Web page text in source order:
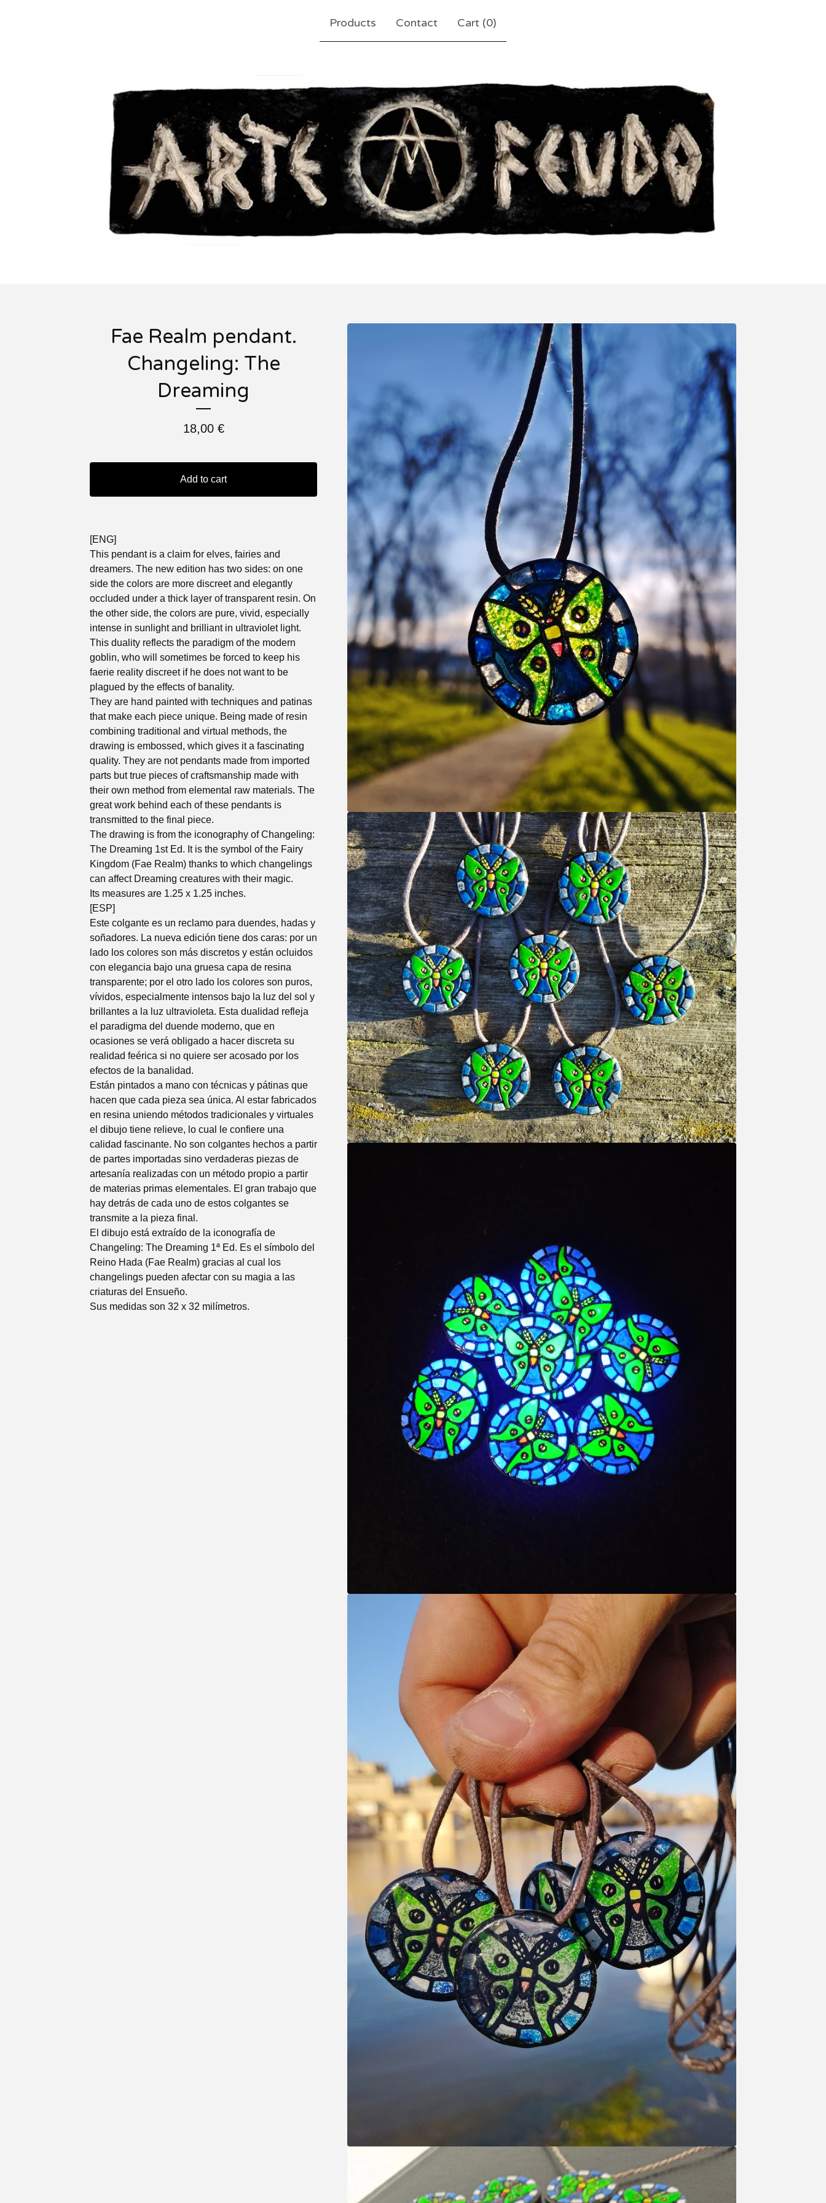
Products Contact Cart (0)
Fae Realm pendant.
Changeling: The
Dreaming
18,00 €
Add to cart
[ENG]
This pendant is a claim for elves, fairies and
dreamers. The new edition has two sides: on one
side the colors are more discreet and elegantly
occluded under a thick layer of transparent resin. On
the other side, the colors are pure, vivid, especially
intense in sunlight and brilliant in ultraviolet light.
This duality reflects the paradigm of the modern
goblin, who will sometimes be forced to keep his
faerie reality discreet if he does not want to be
plagued by the effects of banality.
They are hand painted with techniques and patinas
that make each piece unique. Being made of resin
combining traditional and virtual methods, the
drawing is embossed, which gives it a fascinating
quality. They are not pendants made from imported
parts but true pieces of craftsmanship made with
their own method from elemental raw materials. The
great work behind each of these pendants is
transmitted to the final piece.
The drawing is from the iconography of Changeling:
The Dreaming 1st Ed. It is the symbol of the Fairy
Kingdom (Fae Realm) thanks to which changelings
can affect Dreaming creatures with their magic.
Its measures are 1.25 x 1.25 inches.
[ESP]
Este colgante es un reclamo para duendes, hadas y
soñadores. La nueva edición tiene dos caras: por un
lado los colores son más discretos y están ocluidos
con elegancia bajo una gruesa capa de resina
transparente; por el otro lado los colores son puros,
vívidos, especialmente intensos bajo la luz del sol y
brillantes a la luz ultravioleta. Esta dualidad refleja
el paradigma del duende moderno, que en
ocasiones se verá obligado a hacer discreta su
realidad feérica si no quiere ser acosado por los
efectos de la banalidad.
Están pintados a mano con técnicas y pátinas que
hacen que cada pieza sea única. Al estar fabricados
en resina uniendo métodos tradicionales y virtuales
el dibujo tiene relieve, lo cual le confiere una
calidad fascinante. No son colgantes hechos a partir
de partes importadas sino verdaderas piezas de
artesanía realizadas con un método propio a partir
de materias primas elementales. El gran trabajo que
hay detrás de cada uno de estos colgantes se
transmite a la pieza final.
El dibujo está extraído de la iconografía de
Changeling: The Dreaming 1ª Ed. Es el símbolo del
Reino Hada (Fae Realm) gracias al cual los
changelings pueden afectar con su magia a las
criaturas del Ensueño.
Sus medidas son 32 x 32 milímetros.